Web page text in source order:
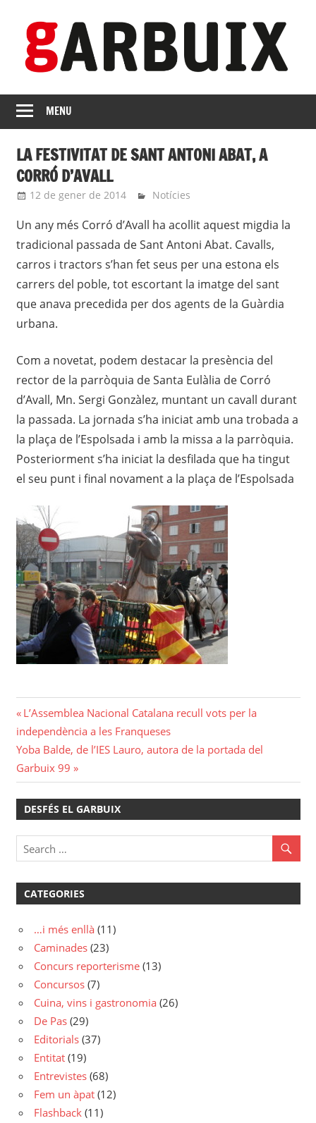
content
GARBUIX
Independent
de
Franqueses
MENU
LA FESTIVITAT DE SANT ANTONI ABAT, A
CORRÓ D’AVALL
12 de gener de 2014 roger
Notícies
Un any més Corró d’Avall ha acollit aquest migdia la
tradicional passada de Sant Antoni Abat. Cavalls,
carros i tractors s’han fet seus per una estona els
carrers del poble, tot escortant la imatge del sant
que anava precedida per dos agents de la Guàrdia
urbana.
Com a novetat, podem destacar la presència del
rector de la parròquia de Santa Eulàlia de Corró
d’Avall, Mn. Sergi Gonzàlez, muntant un cavall durant
la passada. La jornada s’ha iniciat amb una trobada a
la plaça de l’Espolsada i amb la missa a la parròquia.
Posteriorment s’ha iniciat la desfilada que ha tingut
el seu punt i final novament a la plaça de l’Espolsada
Navegació
d'entrades
Previous
Post:
L’Assemblea Nacional Catalana recull vots per la
independència a les Franqueses
Next
Post:
Yoba Balde, de l’IES Lauro, autora de la portada del
Garbuix 99
DESFÉS EL GARBUIX
CATEGORIES
…i més enllà (11)
Caminades (23)
Concurs reporterisme (13)
Concursos (7)
Cuina, vins i gastronomia (26)
De Pas (29)
Editorials (37)
Entitat (19)
Entrevistes (68)
Fem un àpat (12)
Flashback (11)